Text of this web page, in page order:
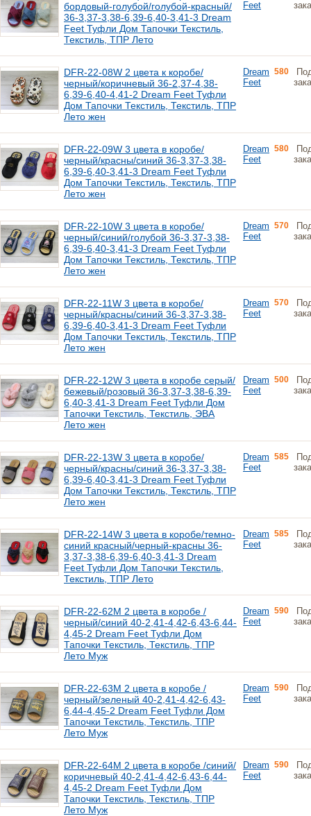
бордовый-голубой/голубой-красный/
36-3,37-3,38-6,39-6,40-3,41-3 Dream
Feet Туфли Дом Тапочки Текстиль,
Текстиль, ТПР Лето
Feet
DFR-22-08W 2 цвета к коробе/
черный/коричневый 36-2,37-4,38-
6,39-6,40-4,41-2 Dream Feet Туфли
Дом Тапочки Текстиль, Текстиль, ТПР
Лето жен
Dream
Feet
580
DFR-22-09W 3 цвета в коробе/
черный/красны/синий 36-3,37-3,38-
6,39-6,40-3,41-3 Dream Feet Туфли
Дом Тапочки Текстиль, Текстиль, ТПР
Лето жен
Dream
Feet
580
DFR-22-10W 3 цвета в коробе/
черный/синий/голубой 36-3,37-3,38-
6,39-6,40-3,41-3 Dream Feet Туфли
Дом Тапочки Текстиль, Текстиль, ТПР
Лето жен
Dream
Feet
570
DFR-22-11W 3 цвета в коробе/
черный/красны/синий 36-3,37-3,38-
6,39-6,40-3,41-3 Dream Feet Туфли
Дом Тапочки Текстиль, Текстиль, ТПР
Лето жен
Dream
Feet
570
DFR-22-12W 3 цвета в коробе серый/
бежевый/розовый 36-3,37-3,38-6,39-
6,40-3,41-3 Dream Feet Туфли Дом
Тапочки Текстиль, Текстиль, ЭВА
Лето жен
Dream
Feet
500
DFR-22-13W 3 цвета в коробе/
черный/красны/синий 36-3,37-3,38-
6,39-6,40-3,41-3 Dream Feet Туфли
Дом Тапочки Текстиль, Текстиль, ТПР
Лето жен
Dream
Feet
585
DFR-22-14W 3 цвета в коробе/темно-
синий красный/черный-красны 36-
3,37-3,38-6,39-6,40-3,41-3 Dream
Feet Туфли Дом Тапочки Текстиль,
Текстиль, ТПР Лето
Dream
Feet
585
DFR-22-62M 2 цвета в коробе /
черный/синий 40-2,41-4,42-6,43-6,44-
4,45-2 Dream Feet Туфли Дом
Тапочки Текстиль, Текстиль, ТПР
Лето Муж
Dream
Feet
590
DFR-22-63M 2 цвета в коробе /
черный/зеленый 40-2,41-4,42-6,43-
6,44-4,45-2 Dream Feet Туфли Дом
Тапочки Текстиль, Текстиль, ТПР
Лето Муж
Dream
Feet
590
DFR-22-64M 2 цвета в коробе /синий/
коричневый 40-2,41-4,42-6,43-6,44-
4,45-2 Dream Feet Туфли Дом
Тапочки Текстиль, Текстиль, ТПР
Лето Муж
Dream
Feet
590